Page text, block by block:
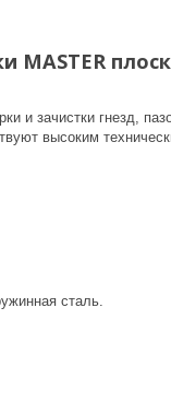
MASTER
и зачистки гнезд,
высоким
сталь.